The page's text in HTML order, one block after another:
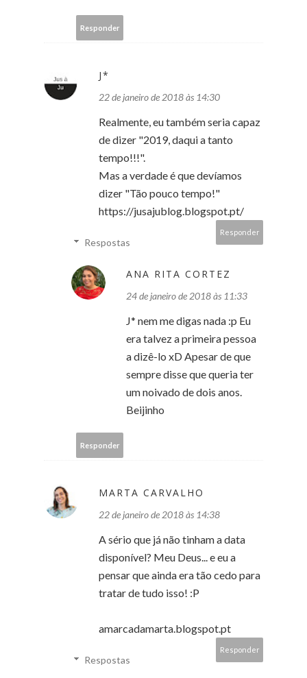
Responder
J*
22 de janeiro de 2018 às 14:30
Realmente, eu também seria capaz
de dizer "2019, daqui a tanto
tempo!!!".
Mas a verdade é que devíamos
dizer "Tão pouco tempo!"
https://jusajublog.blogspot.pt/
Responder
Respostas
ANA RITA CORTEZ
24 de janeiro de 2018 às 11:33
J* nem me digas nada :p Eu
era talvez a primeira pessoa
a dizê-lo xD Apesar de que
sempre disse que queria ter
um noivado de dois anos.
Beijinho
Responder
MARTA CARVALHO
22 de janeiro de 2018 às 14:38
A sério que já não tinham a data
disponível? Meu Deus... e eu a
pensar que ainda era tão cedo para
tratar de tudo isso! :P
amarcadamarta.blogspot.pt
Responder
Respostas